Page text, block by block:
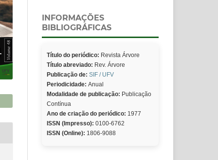
INFORMAÇÕES
BIBLIOGRÁFICAS
Título do periódico: Revista Árvore
Título abreviado: Rev. Árvore
Publicação de: SIF / UFV
Periodicidade: Anual
Modalidade de publicação: Publicação
Contínua
Ano de criação do periódico: 1977
ISSN (Impresso): 0100-6762
ISSN (Online): 1806-9088